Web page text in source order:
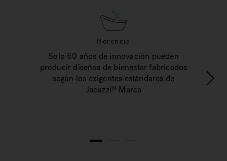
Herencia
Solo 60 años de innovación pueden
producir diseños de bienestar fabricados
según los exigentes estándares de
Jacuzzi® Marca
1